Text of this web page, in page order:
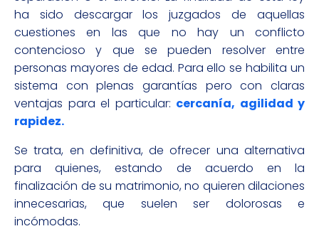
ha sido descargar los juzgados de aquellas
cuestiones en las que no hay un conflicto
contencioso y que se pueden resolver entre
personas mayores de edad. Para ello se habilita un
sistema con plenas garantías pero con claras
ventajas para el particular: cercanía, agilidad y
rapidez.
Se trata, en definitiva, de ofrecer una alternativa
para quienes, estando de acuerdo en la
finalización de su matrimonio, no quieren dilaciones
innecesarias, que suelen ser dolorosas e
incómodas.